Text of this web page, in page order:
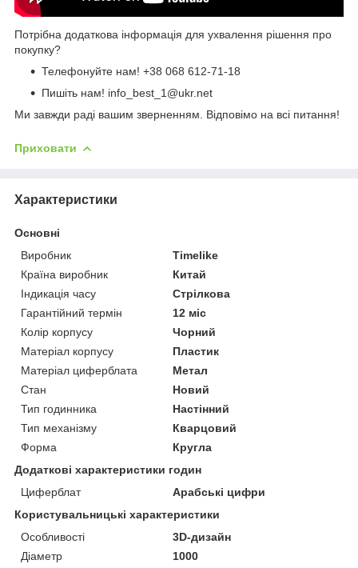
Потрібна додаткова інформація для ухвалення рішення про
покупку?
Телефонуйте нам! +38 068 612-71-18
Пишіть нам! info_best_1@ukr.net
Ми завжди раді вашим зверненням. Відповімо на всі питання!
Приховати
Характеристики
Основні
Виробник
Timelike
Країна виробник
Китай
Індикація часу
Стрілкова
Гарантійний термін
12 міс
Колір корпусу
Чорний
Матеріал корпусу
Пластик
Матеріал циферблата
Метал
Стан
Новий
Тип годинника
Настінний
Тип механізму
Кварцовий
Форма
Кругла
Додаткові характеристики годин
Циферблат
Арабські цифри
Користувальницькі характеристики
Особливості
3D-дизайн
Діаметр
1000